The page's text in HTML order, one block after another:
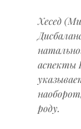
Хесед
аспекты
роду.